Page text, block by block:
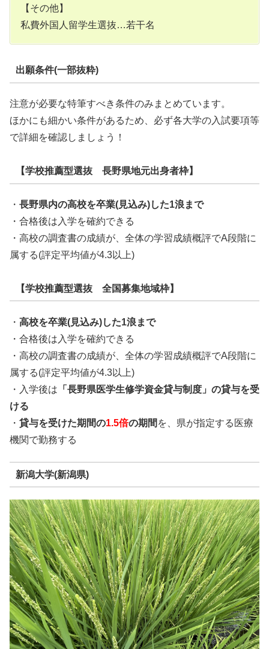
【その他】
私費外国人留学生選抜…若干名
出願条件(一部抜粋)
注意が必要な特筆すべき条件のみまとめています。
ほかにも細かい条件があるため、必ず各大学の入試要項等
で詳細を確認しましょう！
【学校推薦型選抜 長野県地元出身者枠】
・ 長野県内の高校を卒業(見込み)した1浪まで
・合格後は入学を確約できる
・高校の調査書の成績が、全体の学習成績概評でA段階に
属する(評定平均値が4.3以上)
【学校推薦型選抜 全国募集地域枠】
・ 高校を卒業(見込み)した1浪まで
・合格後は入学を確約できる
・高校の調査書の成績が、全体の学習成績概評でA段階に
属する(評定平均値が4.3以上)
・入学後は 「長野県医学生修学資金貸与制度」の貸与を受
ける
・ 貸与を受けた期間の1.5倍の期間 を、県が指定する医療
機関で勤務する
新潟大学(新潟県)